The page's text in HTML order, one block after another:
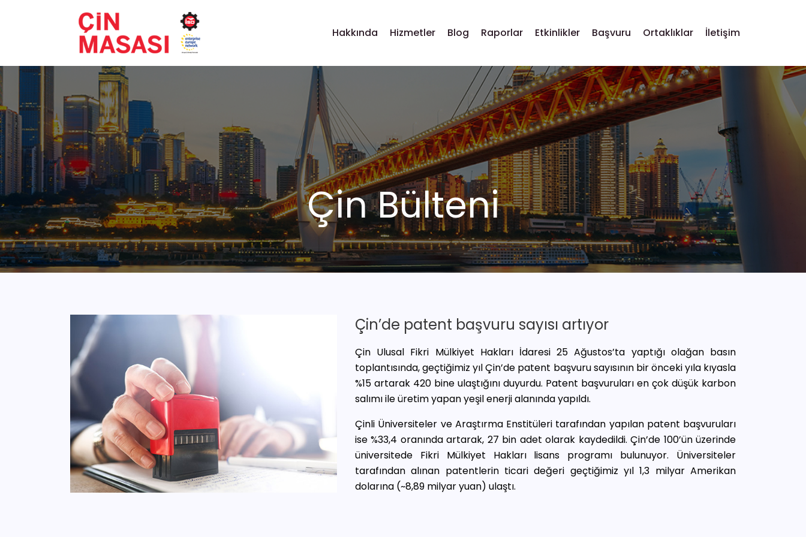
Hakkında Hizmetler Blog Raporlar Etkinlikler Başvuru Ortaklıklar İletişim
Çin Bülteni
Çin’de patent başvuru sayısı artıyor
Çin Ulusal Fikri Mülkiyet Hakları İdaresi 25 Ağustos’ta yaptığı olağan basın
toplantısında, geçtiğimiz yıl Çin’de patent başvuru sayısının bir önceki yıla kıyasla
%15 artarak 420 bine ulaştığını duyurdu. Patent başvuruları en çok düşük karbon
salımı ile üretim yapan yeşil enerji alanında yapıldı.
Çinli Üniversiteler ve Araştırma Enstitüleri tarafından yapılan patent başvuruları
ise %33,4 oranında artarak, 27 bin adet olarak kaydedildi. Çin’de 100’ün üzerinde
üniversitede Fikri Mülkiyet Hakları lisans programı bulunuyor. Üniversiteler
tarafından alınan patentlerin ticari değeri geçtiğimiz yıl 1,3 milyar Amerikan
dolarına (~8,89 milyar yuan) ulaştı.